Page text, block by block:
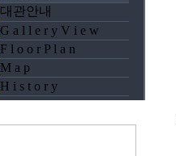
대관안내
G a l l e r y V i e w
F l o o r P l a n
M a p
H i s t o r y